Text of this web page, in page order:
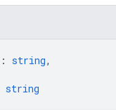
: string,
string